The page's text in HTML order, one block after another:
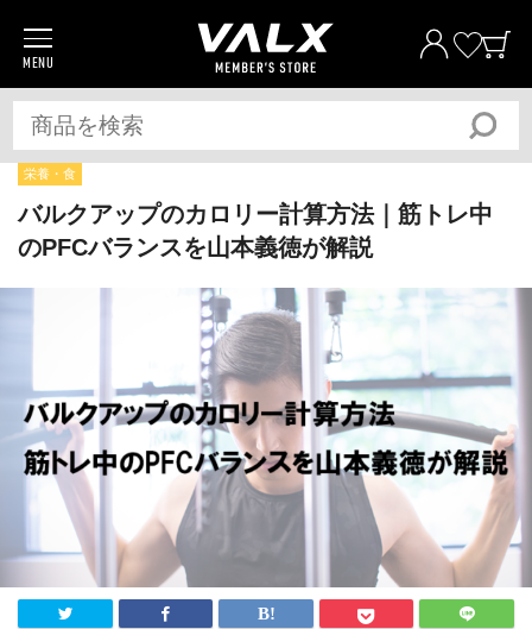
MENU
商品一覧
プロテイン
サプリメント
トレーニングギア/グッズ
アパレル
全ての商品
おまとめ割
おトク定期便
ベストプライス宣言
筋トレ大学PRO
法人様向け
ふるさと納税
栄養・食
バルクアップのカロリー計算方法｜筋トレ中
のPFCバランスを山本義徳が解説